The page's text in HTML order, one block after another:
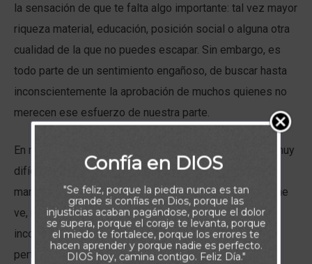
la sensación de que te falta algo importante: tal vez mayor
riqueza material, educación, posición social o alguna otra
cualidad de la que no puedes escapar. Sin embargo, es
todo parte de un sentimiento engañoso, de buscar hasta
inconscientemente la aprobación de muchos quienes no
merecen ese esfuerzo de nuestra parte.
En medio de situaciones como esas, que pueden ser muy
difíciles de resolver, debemos aferrarnos a esta
maravillosa verdad: afortunadamente, Dios sí te ve, y me
ve, nos ve a todos. Y te ama profunda e
incondicionalmente. De hecho, el Padre dice que
perteneces a Su familia eternamente. No muestra
Confía en DIOS
"Se feliz, porque la piedra nunca es tan
grande si confías en Dios, porque las
injusticias acaban pagándose, porque el dolor
se supera, porque el coraje te levanta, porque
el miedo te fortalece, porque los errores te
hacen aprender y porque nadie es perfecto.
DIOS hoy, camina contigo. Feliz Día."